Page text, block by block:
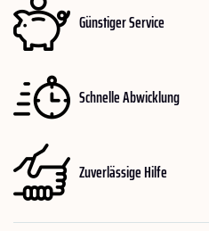
Günstiger Service
Schnelle Abwicklung
Zuverlässige Hilfe